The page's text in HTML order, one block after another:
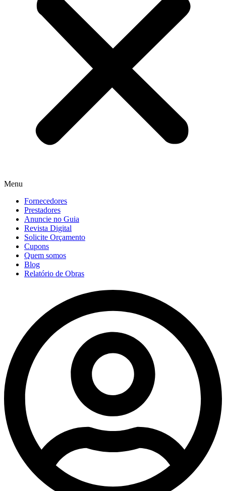
Menu
Fornecedores
Prestadores
Anuncie no Guia
Revista Digital
Solicite Orçamento
Cupons
Quem somos
Blog
Relatório de Obras